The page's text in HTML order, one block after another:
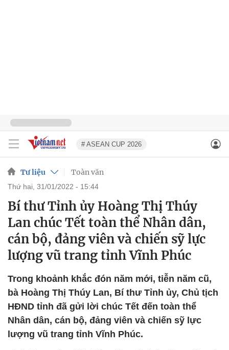
# ASEAN CUP 2026
Tư liệu Toàn văn
thứ hai, 31/01/2022 - 15:44
Bí thư Tỉnh ủy Hoàng Thị Thúy
Lan chúc Tết toàn thể Nhân dân,
cán bộ, đảng viên và chiến sỹ lực
lượng vũ trang tỉnh Vĩnh Phúc
Trong khoảnh khắc đón năm mới, tiễn năm cũ,
bà Hoàng Thị Thúy Lan, Bí thư Tỉnh ủy, Chủ tịch
HĐND tỉnh đã gửi lời chúc Tết đến toàn thể
Nhân dân, cán bộ, đảng viên và chiến sỹ lực
lượng vũ trang tỉnh Vĩnh Phúc.